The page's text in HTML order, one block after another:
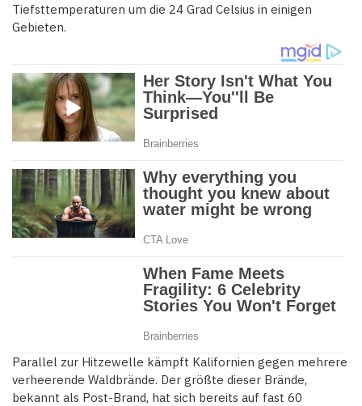
Tiefsttemperaturen um die 24 Grad Celsius in einigen
Gebieten.
Parallel zur Hitzewelle kämpft Kalifornien gegen mehrere
verheerende Waldbrände. Der größte dieser Brände,
bekannt als Post-Brand, hat sich bereits auf fast 60